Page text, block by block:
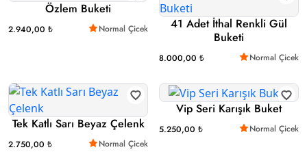
Özlem Buketi
2.940,00 ₺ Normal Çicek
41 Adet İthal Renkli Gül
Buketi
8.000,00 ₺ Normal Çicek
Tek Katlı Sarı Beyaz Çelenk
2.750,00 ₺ Normal Çicek
Vip Seri Karışık Buket
5.250,00 ₺ Normal Çicek